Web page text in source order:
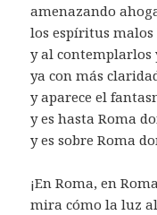
amenazando
los espíritus malos
y al contemplarlos
ya con más
y aparece el
y es hasta Roma
y es sobre Roma
¡En Roma, en
mira cómo la luz